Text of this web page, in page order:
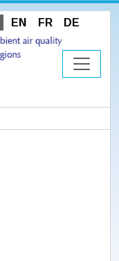
EN FR DE